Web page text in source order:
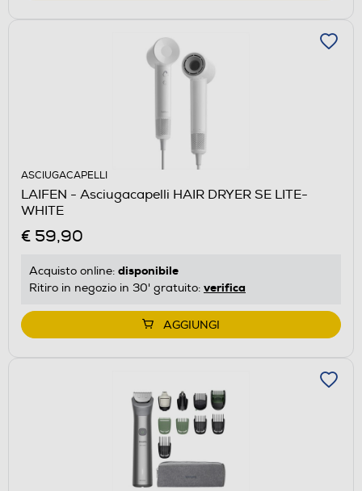
ASCIUGACAPELLI
LAIFEN - Asciugacapelli HAIR DRYER SE LITE-
WHITE
€ 59,90
Acquisto online: disponibile
Ritiro in negozio in 30' gratuito: verifica
AGGIUNGI